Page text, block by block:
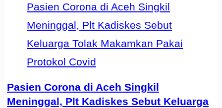
Pasien Corona di Aceh Singkil
Meninggal, Plt Kadiskes Sebut Keluarga